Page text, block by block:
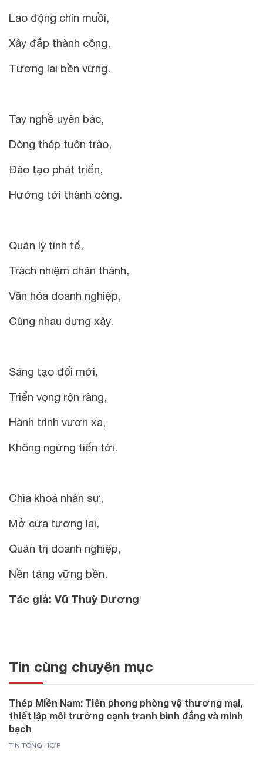
Lao động chín muồi,
Xây đắp thành công,
Tương lai bền vững.
Tay nghề uyên bác,
Dòng thép tuôn trào,
Đào tạo phát triển,
Hướng tới thành công.
Quản lý tinh tế,
Trách nhiệm chân thành,
Văn hóa doanh nghiệp,
Cùng nhau dựng xây.
Sáng tạo đổi mới,
Triển vọng rộn ràng,
Hành trình vươn xa,
Không ngừng tiến tới.
Chìa khoá nhân sự,
Mở cửa tương lai,
Quản trị doanh nghiệp,
Nền tảng vững bền.
Tác giả: Vũ Thuỳ Dương
Tin cùng chuyên mục
Thép Miền Nam: Tiên phong phòng vệ thương mại,
thiết lập môi trường cạnh tranh bình đẳng và minh
bạch
TIN TỔNG HỢP